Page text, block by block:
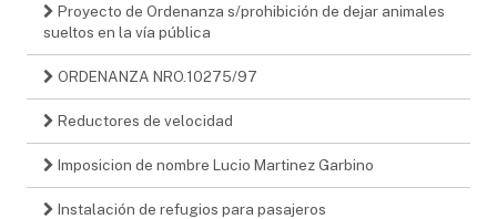
Proyecto de Ordenanza s/prohibición de dejar animales
sueltos en la vía pública
ORDENANZA NRO.10275/97
Reductores de velocidad
Imposicion de nombre Lucio Martinez Garbino
Instalación de refugios para pasajeros